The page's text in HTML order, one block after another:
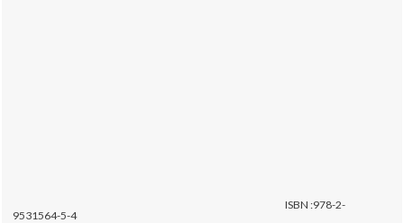
ISBN :978-2-
9531564-5-4